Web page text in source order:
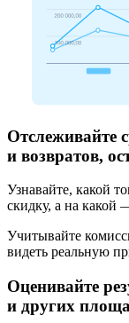
Отслеживайте
и возвратов,
Узнавайте, какой
скидку, а на какой
Учитывайте
видеть реальную
Оценивайте
и других